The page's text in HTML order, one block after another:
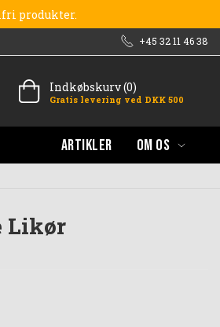
produkter.
+45 32 11 46 38
Indkøbskurv (0)
Gratis levering ved DKK 500
ARTIKLER OM OS
Likør